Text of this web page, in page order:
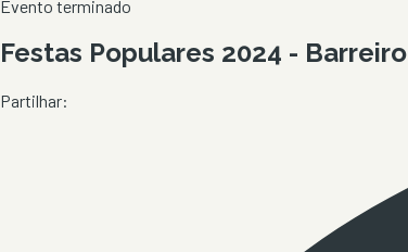
Evento terminado
Festas Populares 2024 - Barreiro
Partilhar: